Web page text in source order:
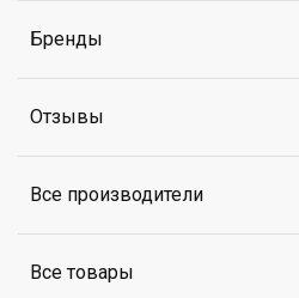
Бренды
Отзывы
Все производители
Все товары